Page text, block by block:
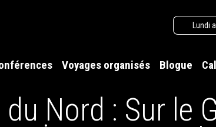
Lundi
Voyages organisés Blogue
Nord : Sur le